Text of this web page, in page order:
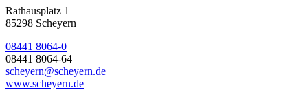
Rathausplatz 1
85298 Scheyern
08441 8064-0
08441 8064-64
scheyern@scheyern.de
www.scheyern.de